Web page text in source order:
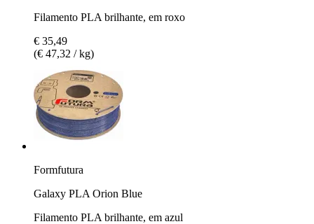
Filamento PLA brilhante, em roxo
€ 35,49
(€ 47,32 / kg)
Formfutura
Galaxy PLA Orion Blue
Filamento PLA brilhante, em azul